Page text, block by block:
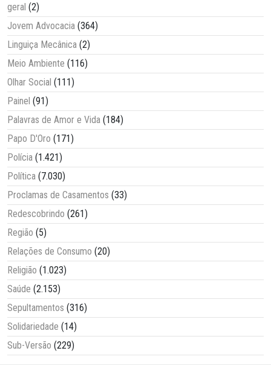
geral (2)
Jovem Advocacia (364)
Linguiça Mecânica (2)
Meio Ambiente (116)
Olhar Social (111)
Painel (91)
Palavras de Amor e Vida (184)
Papo D'Oro (171)
Polícia (1.421)
Política (7.030)
Proclamas de Casamentos (33)
Redescobrindo (261)
Região (5)
Relações de Consumo (20)
Religião (1.023)
Saúde (2.153)
Sepultamentos (316)
Solidariedade (14)
Sub-Versão (229)